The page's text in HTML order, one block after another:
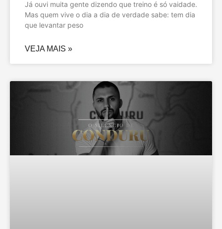
Já ouvi muita gente dizendo que treino é só vaidade.
Mas quem vive o dia a dia de verdade sabe: tem dia
que levantar peso
VEJA MAIS »